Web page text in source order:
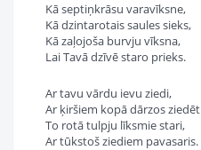
Kā septiņkrāsu varavīksne,
Kā dzintarotais saules sieks,
Kā zaļojoša burvju vīksna,
Lai Tavā dzīvē staro prieks.
Ar tavu vārdu ievu ziedi,
Ar ķiršiem kopā dārzos
To rotā tulpju līksmie stari,
Ar tūkstoš ziediem pavasaris.